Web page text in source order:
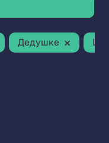
Дедушке ×